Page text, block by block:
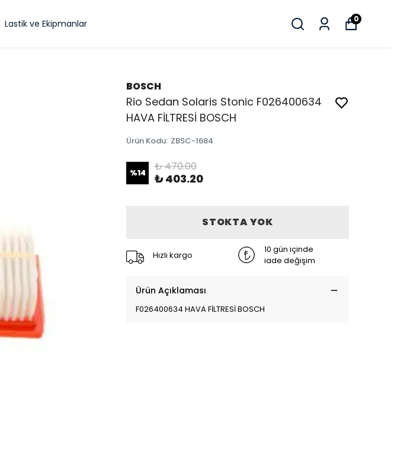
Lastik ve Ekipmanlar 0
BOSCH
Rio Sedan Solaris Stonic F026400634
HAVA FİLTRESİ BOSCH
Ürün Kodu: ZBSC-1684
%14 ₺ 470.00
₺ 403.20
STOKTA YOK
Hızlı kargo
10 gün içinde
iade değişim
Ürün Açıklaması
F026400634 HAVA FİLTRESİ BOSCH